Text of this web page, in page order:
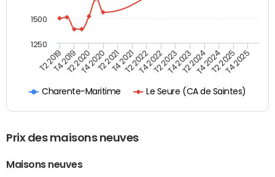
Charente-Maritime Le Seure (CA de Saintes)
T2 2019T4 2019T2 2020T4 2020T2 2021T4 2021T2 2022T4 2022T2 2023T4 2023T2 2024T4 2024T2 2025T4 2025
1250
1500
Prix des maisons neuves
Maisons neuves